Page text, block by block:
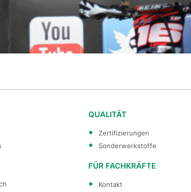
QUALITÄT
Zertifizierungen
Sonderwerkstoffe
FÜR FACHKRÄFTE
Kontakt